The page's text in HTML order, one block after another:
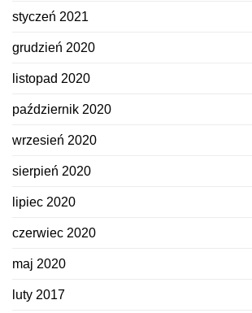
styczeń 2021
grudzień 2020
listopad 2020
październik 2020
wrzesień 2020
sierpień 2020
lipiec 2020
czerwiec 2020
maj 2020
luty 2017